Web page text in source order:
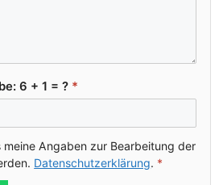
6 + 1 = ? *
mei­ne Anga­ben zur Bear­bei­tung der
Daten­schutz­er­klä­rung. *